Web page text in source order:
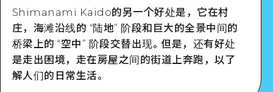
Shimanami Kaido的另一个好处是，它在村
庄，海滩沿线的 “陆地” 阶段和巨大的全景中间的
桥梁上的 “空中” 阶段交替出现。但是，还有好处
是走出困境，走在房屋之间的街道上奔跑，以了
解人们的日常生活。